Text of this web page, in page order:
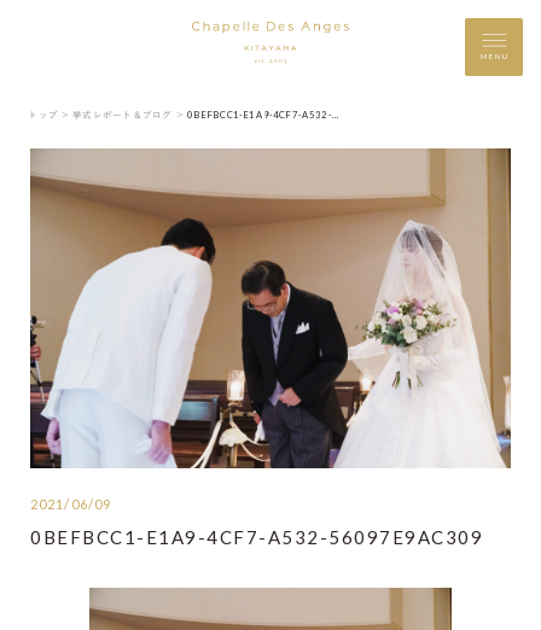
MENU
トップ ＞ 挙式レポート＆ブログ ＞ 0BEFBCC1-E1A9-4CF7-A532-56097E9AC309
2021/06/09
0BEFBCC1-E1A9-4CF7-A532-56097E9AC309